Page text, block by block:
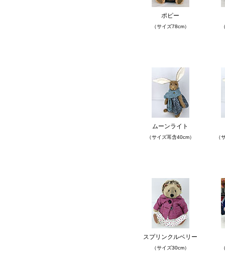
ポピー
（サイズ78cm）
ムーンライト
（サイズ耳含40cm） （
スプリンクルベリー
（サイズ30cm）